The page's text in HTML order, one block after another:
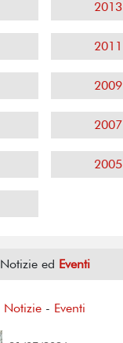
2013
2011
2009
2007
2005
Notizie ed Eventi
Notizie - Eventi